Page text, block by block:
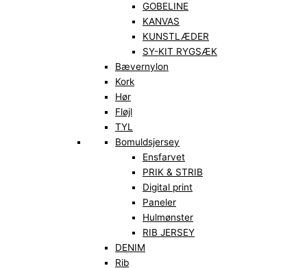
GOBELINE
KANVAS
KUNSTLÆDER
SY-KIT RYGSÆK
Bævernylon
Kork
Hør
Fløjl
TYL
Bomuldsjersey
Ensfarvet
PRIK & STRIB
Digital print
Paneler
Hulmønster
RIB JERSEY
DENIM
Rib